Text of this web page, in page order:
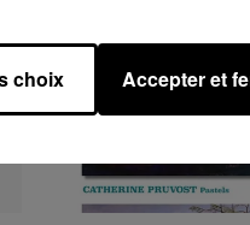
choix Accepter et